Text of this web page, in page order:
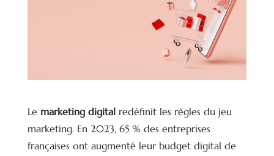
Le marketing digitalredéfinit les règles du jeu
marketing. En 2023, 65 % des entreprises
françaises ont augmenté leur budget digital de